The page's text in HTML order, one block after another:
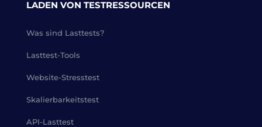
LADEN VON TESTRESSOURCEN
Was sind Lasttests?
Lasttest-Tools
Website-Stresstest
Skalierbarkeitstest
API-Lasttest